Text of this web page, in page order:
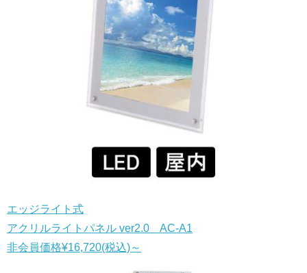
エッジライト式
アクリルライトパネル ver2.0 AC-A1
非会員価格¥16,720(税込)～